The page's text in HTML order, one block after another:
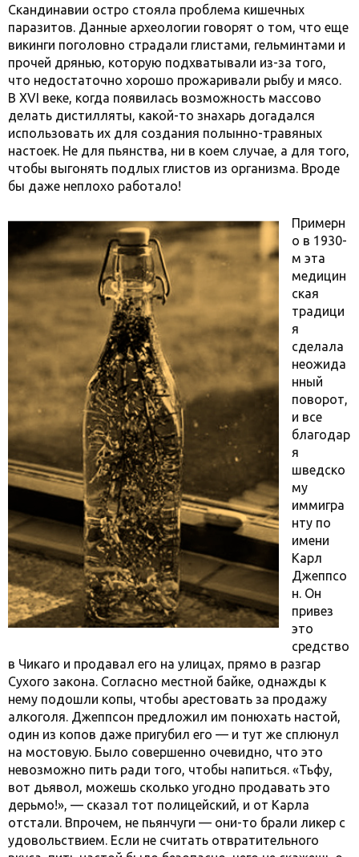
Скандинавии остро стояла проблема кишечных
паразитов. Данные археологии говорят о том, что еще
викинги поголовно страдали глистами, гельминтами и
прочей дрянью, которую подхватывали из-за того,
что недостаточно хорошо прожаривали рыбу и мясо.
В XVI веке, когда появилась возможность массово
делать дистилляты, какой-то знахарь догадался
использовать их для создания полынно-травяных
настоек. Не для пьянства, ни в коем случае, а для того,
чтобы выгонять подлых глистов из организма. Вроде
бы даже неплохо работало!
Примерн
о в 1930-
м эта
медицин
ская
традици
я
сделала
неожида
нный
поворот,
и все
благодар
я
шведско
му
иммигра
нту по
имени
Карл
Джеппсо
н. Он
привез
это
средство
в Чикаго и продавал его на улицах, прямо в разгар
Сухого закона. Согласно местной байке, однажды к
нему подошли копы, чтобы арестовать за продажу
алкоголя. Джеппсон предложил им понюхать настой,
один из копов даже пригубил его — и тут же сплюнул
на мостовую. Было совершенно очевидно, что это
невозможно пить ради того, чтобы напиться. «Тьфу,
вот дьявол, можешь сколько угодно продавать это
дерьмо!», — сказал тот полицейский, и от Карла
отстали. Впрочем, не пьянчуги — они-то брали ликер с
удовольствием. Если не считать отвратительного